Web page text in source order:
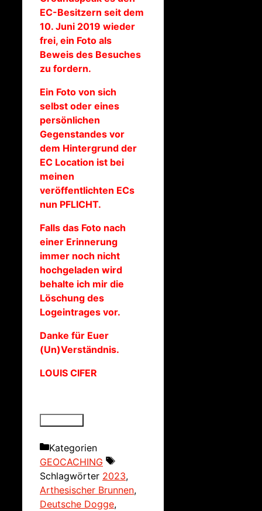
EC-Besitzern seit dem
10. Juni 2019 wieder
frei, ein Foto als
Beweis des Besuches
zu fordern.
Ein Foto von sich
selbst oder eines
persönlichen
Gegenstandes vor
dem Hintergrund der
EC Location ist bei
meinen
veröffentlichten ECs
nun PFLICHT.
Falls das Foto nach
einer Erinnerung
immer noch nicht
hochgeladen wird
behalte ich mir die
Löschung des
Logeintrages vor.
Danke für Euer
(Un)Verständnis.
LOUIS CIFER
Kategorien
GEOCACHING
Schlagwörter 2023,
Arthesischer Brunnen,
Deutsche Dogge,